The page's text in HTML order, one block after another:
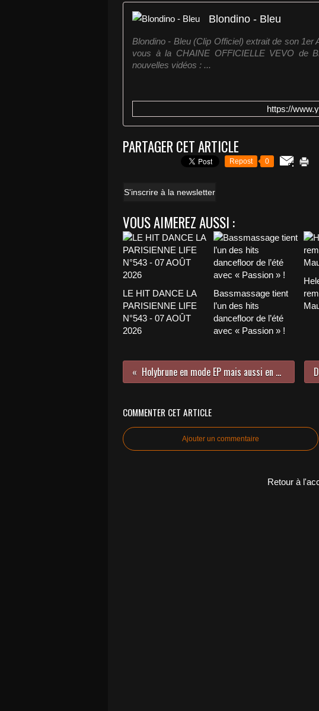
Blondino - Bleu
Blondino - Bleu (Clip Officiel) extrait de son
vous à la CHAINE OFFICIELLE VEVO de
nouvelles vidéos : ...
https://
PARTAGER CET ARTICLE
Repost 0
S'inscrire à la newsletter
VOUS AIMEREZ AUSSI :
LE HIT DANCE LA
PARISIENNE LIFE
N°543 - 07 AOÛT
2026
Bassmassage tient
l’un des hits
dancefloor de l’été
avec « Passion » !
Holybrune en mode EP mais aussi en mode court-métrage !
COMMENTER CET ARTICLE
Ajouter un commentaire
Retour à